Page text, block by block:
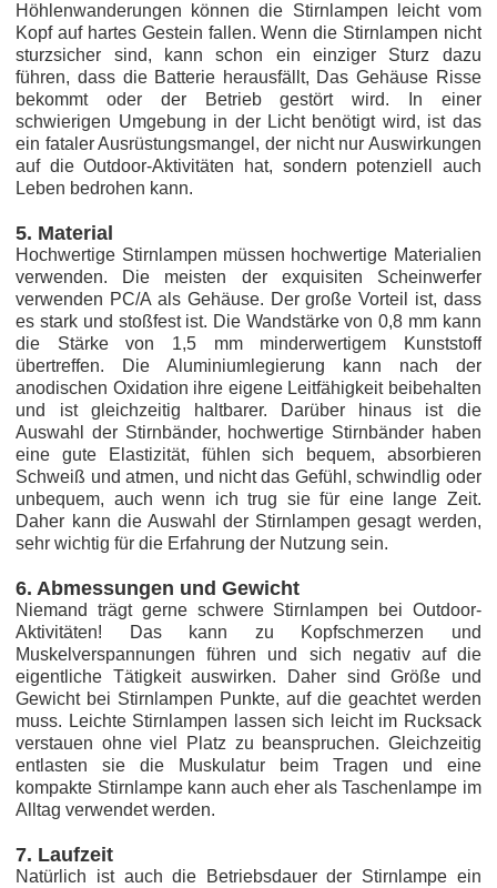
Höhlenwanderungen können die Stirnlampen leicht vom
Kopf auf hartes Gestein fallen. Wenn die Stirnlampen nicht
sturzsicher sind, kann schon ein einziger Sturz dazu
führen, dass die Batterie herausfällt, Das Gehäuse Risse
bekommt oder der Betrieb gestört wird. In einer
schwierigen Umgebung in der Licht benötigt wird, ist das
ein fataler Ausrüstungsmangel, der nicht nur Auswirkungen
auf die Outdoor-Aktivitäten hat, sondern potenziell auch
Leben bedrohen kann.
5. Material
Hochwertige Stirnlampen müssen hochwertige Materialien
verwenden. Die meisten der exquisiten Scheinwerfer
verwenden PC/A als Gehäuse. Der große Vorteil ist, dass
es stark und stoßfest ist. Die Wandstärke von 0,8 mm kann
die Stärke von 1,5 mm minderwertigem Kunststoff
übertreffen. Die Aluminiumlegierung kann nach der
anodischen Oxidation ihre eigene Leitfähigkeit beibehalten
und ist gleichzeitig haltbarer. Darüber hinaus ist die
Auswahl der Stirnbänder, hochwertige Stirnbänder haben
eine gute Elastizität, fühlen sich bequem, absorbieren
Schweiß und atmen, und nicht das Gefühl, schwindlig oder
unbequem, auch wenn ich trug sie für eine lange Zeit.
Daher kann die Auswahl der Stirnlampen gesagt werden,
sehr wichtig für die Erfahrung der Nutzung sein.
6. Abmessungen und Gewicht
Niemand trägt gerne schwere Stirnlampen bei Outdoor-
Aktivitäten! Das kann zu Kopfschmerzen und
Muskelverspannungen führen und sich negativ auf die
eigentliche Tätigkeit auswirken. Daher sind Größe und
Gewicht bei Stirnlampen Punkte, auf die geachtet werden
muss. Leichte Stirnlampen lassen sich leicht im Rucksack
verstauen ohne viel Platz zu beanspruchen. Gleichzeitig
entlasten sie die Muskulatur beim Tragen und eine
kompakte Stirnlampe kann auch eher als Taschenlampe im
Alltag verwendet werden.
7. Laufzeit
Natürlich ist auch die Betriebsdauer der Stirnlampe ein